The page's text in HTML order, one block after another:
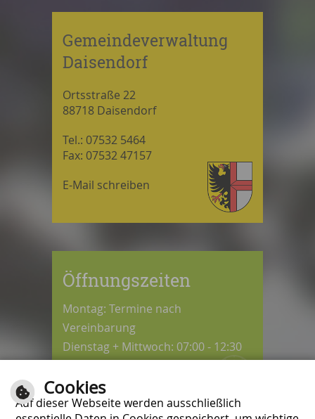
Gemeindeverwaltung
Daisendorf
Ortsstraße 22
88718 Daisendorf
Tel.: 07532 5464
Fax: 07532 47157
E-Mail schreiben
Öffnungszeiten
Montag: Termine nach
Vereinbarung
Dienstag + Mittwoch: 07:00 - 12:30
Donnerstag: 08:30 - 12:30 / 14:00 -
18:00 Uhr
Cookies
Auf dieser Webseite werden ausschließlich